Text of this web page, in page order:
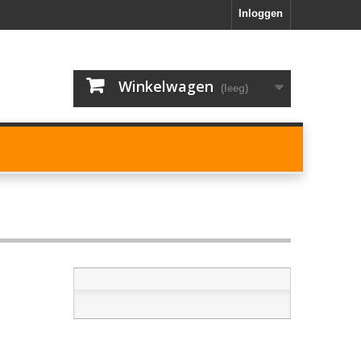
Inloggen
Winkelwagen (leeg)